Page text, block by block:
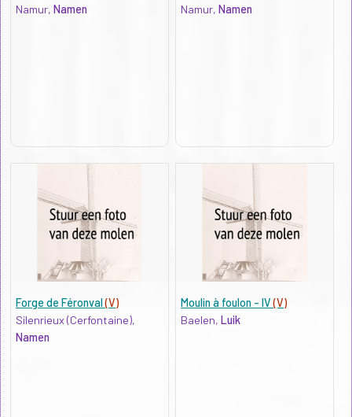
Namur, Namen
Namur,Namen
Forge de Féronval(V)
Silenrieux (Cerfontaine),
Namen
Moulin à foulon - IV(V)
Baelen,Luik